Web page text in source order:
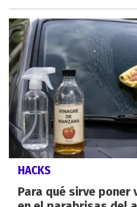
HACKS
Para qué sirve poner